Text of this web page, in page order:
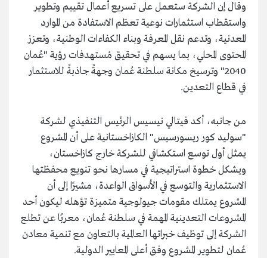
وقال إن الشركة ستعمل على تسريع أعمال تقييم وتطوير
واستقطاب استثمارات نوعية تعظم الاستفادة من الموارد
المعدنية، وتدعم نقل المعرفة وبناء الكفاءات الوطنية، وتعزز
المحتوى المحلي، بما يسهم في تحقيق مُستهدفات رؤية "عُمان
2040" وترسيخ مكانة سلطنة عُمان وجهةً جاذبةً للاستثمار
في قطاع التعدين.
من جانبه، أكد فيتالي نيسيس الرئيس التنفيذي لشركة
"سوليد كور ريسورسيس" الكازاخستانية على أن المشروع
يمثل أول توسع استكشافي للشركة خارج كازاخستان،
ويشكل خطوة استراتيجية في مسارها نحو تنويع محفظتها
الاستثمارية والتوسع في الأسواق الواعدة، مشيرًا إلى أن
المشروع يمتلك مقومات جيولوجية متميزة تؤهله ليكون أحد
المشروعات التعدينية المهمة في سلطنة عُمان، معربًا عن تطلع
الشركة إلى توظيف خبراتها العالمية بالتعاون مع تنمية معادن
عُمان لتطوير المشروع وفق أعلى المعايير الدولية.